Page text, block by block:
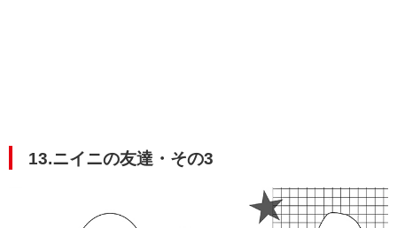
13.ニイニの友達・その3